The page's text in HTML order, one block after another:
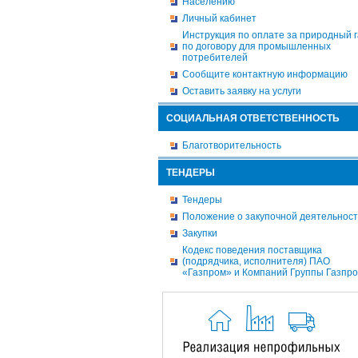
Личный кабинет
Инструкция по оплате за природный
по договору для промышленных
потребителей
Сообщите контактную информацию
Оставить заявку на услуги
СОЦИАЛЬНАЯ ОТВЕТСТВЕННОСТЬ
Благотворительность
ТЕНДЕРЫ
Тендеры
Положение о закупочной
Закупки
Кодекс поведения поставщика
(подрядчика, исполнителя) ПАО
«Газпром» и Компаний Группы